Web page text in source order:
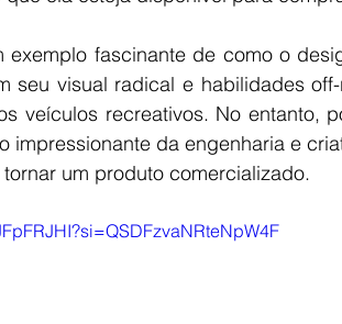
exemplo fascinante de como o
seu visual radical e habilidades
veículos recreativos. No entanto,
impressionante da engenharia e
um produto comercializado.